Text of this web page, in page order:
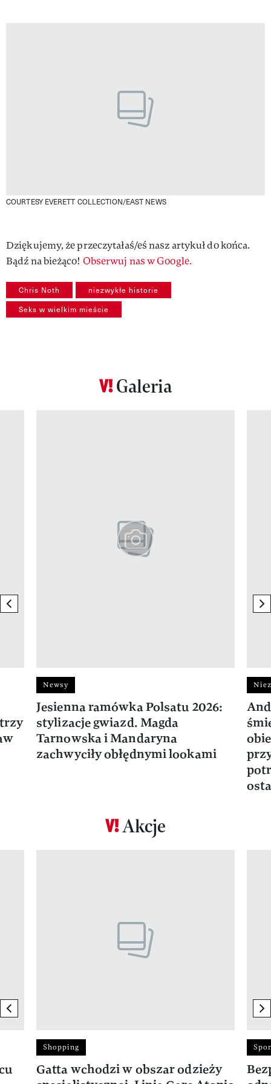
COURTESY EVERETT COLLECTION/EAST NEWS
Dziękujemy, że przeczytałaś/eś nasz artykuł do końca.
Bądź na bieżąco! Obserwuj nas w Google.
Chris Noth niezwykłe historie
Seks w wielkim mieście
Galeria
previous element
Newsy
Jesienna ramówka Polsatu 2026:
stylizacje gwiazd. Magda
Tarnowska i Mandaryna
zachwyciły obłędnymi lookami
Akcje
previous element
Shopping
Gatta wchodzi w obszar odzieży